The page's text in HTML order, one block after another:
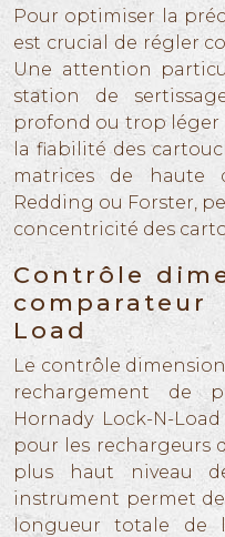
Pour optimiser la
est crucial de régler
Une attention
station de
profond ou trop léger
la fiabilité des
matrices de haute
Redding ou Forster,
concentricité des
Contrôle
comparateur
Load
Le contrôle
rechargement de
Hornady Lock-N-
pour les rechargeurs
plus haut niveau
instrument permet
longueur totale de